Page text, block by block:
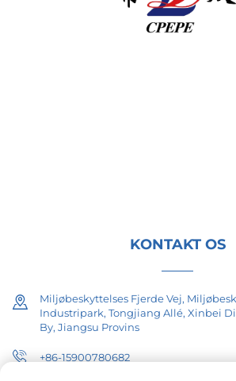
KONTAKT OS
Miljøbeskyttelses Fjerde Vej,
Industripark, Tongjiang Allé, Xinbei
By, Jiangsu Provins
+86-15900780682